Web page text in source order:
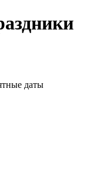
даты